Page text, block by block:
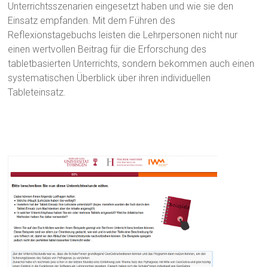
Unterrichtsszenarien eingesetzt haben und wie sie den
Einsatz empfanden. Mit dem Führen des
Reflexionstagebuchs leisten die Lehrpersonen nicht nur
einen wertvollen Beitrag für die Erforschung des
tabletbasierten Unterrichts, sondern bekommen auch einen
systematischen Überblick über ihren individuellen
Tableteinsatz.